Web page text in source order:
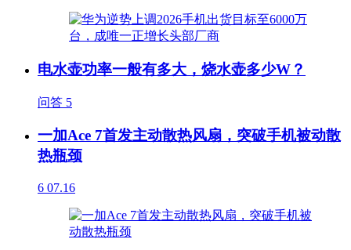
电水壶功率一般有多大，烧水壶多少W？
问答 5
一加Ace 7首发主动散热风扇，突破手机被动散
热瓶颈
6 07.16